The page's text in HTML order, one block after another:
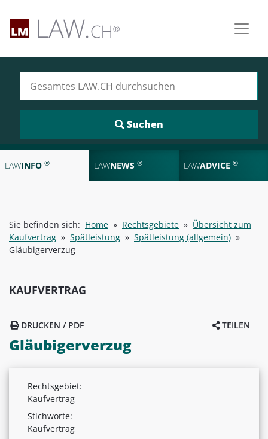
LAWINFO ® LAWNEWS ® LAWADVICE ®
Sie befinden sich: Home » Rechtsgebiete » Übersicht zum
Kaufvertrag » Spätleistung » Spätleistung (allgemein) »
Gläubigerverzug
KAUFVERTRAG
TEILEN
DRUCKEN / PDF
Gläubigerverzug
Rechtsgebiet:
Kaufvertrag
Stichworte:
Kaufvertrag